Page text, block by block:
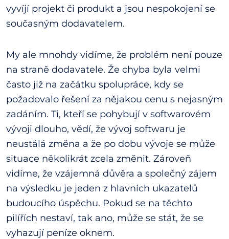
vyvíjí projekt či produkt a jsou nespokojení se
současným dodavatelem.
My ale mnohdy vidíme, že problém není pouze
na straně dodavatele. Že chyba byla velmi
často již na začátku spolupráce, kdy se
požadovalo řešení za nějakou cenu s nejasným
zadáním. Ti, kteří se pohybují v softwarovém
vývoji dlouho, vědí, že vývoj softwaru je
neustálá změna a že po dobu vývoje se může
situace několikrát zcela změnit. Zároveň
vidíme, že vzájemná důvěra a společný zájem
na výsledku je jeden z hlavních ukazatelů
budoucího úspěchu. Pokud se na těchto
pilířích nestaví, tak ano, může se stát, že se
vyhazují peníze oknem.